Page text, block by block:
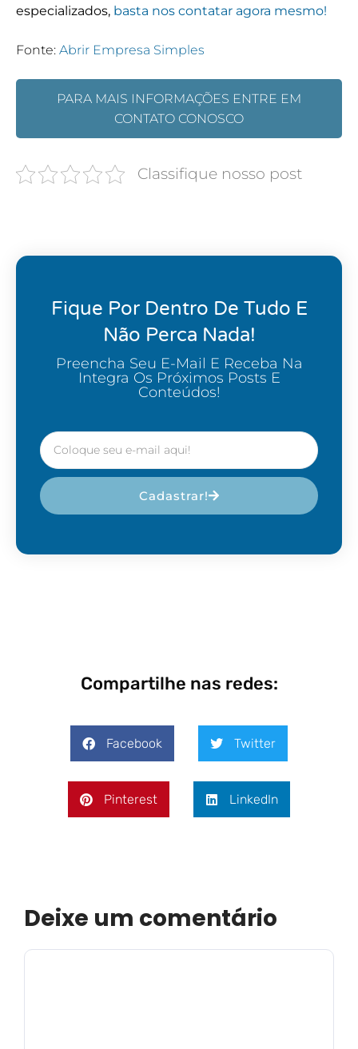
especializados, basta nos contatar agora mesmo!
Fonte: Abrir Empresa Simples
PARA MAIS INFORMAÇÕES ENTRE EM
CONTATO CONOSCO
Classifique nosso post
Fique Por Dentro De Tudo E
Não Perca Nada!
Preencha Seu E-Mail E Receba Na
Integra Os Próximos Posts E
Conteúdos!
Cadastrar!
Compartilhe nas redes:
Facebook Twitter
Pinterest LinkedIn
Deixe um comentário